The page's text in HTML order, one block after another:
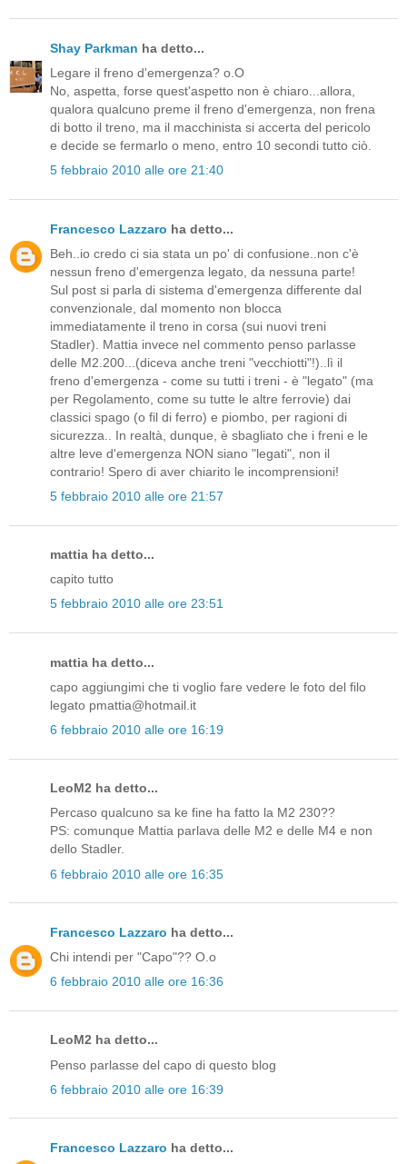
Shay Parkman ha detto...
Legare il freno d'emergenza? o.O
No, aspetta, forse quest'aspetto non è chiaro...allora,
qualora qualcuno preme il freno d'emergenza, non frena
di botto il treno, ma il macchinista si accerta del pericolo
e decide se fermarlo o meno, entro 10 secondi tutto ciò.
5 febbraio 2010 alle ore 21:40
Francesco Lazzaro ha detto...
Beh..io credo ci sia stata un po' di confusione..non c'è
nessun freno d'emergenza legato, da nessuna parte!
Sul post si parla di sistema d'emergenza differente dal
convenzionale, dal momento non blocca
immediatamente il treno in corsa (sui nuovi treni
Stadler). Mattia invece nel commento penso parlasse
delle M2.200...(diceva anche treni "vecchiotti"!)..lì il
freno d'emergenza - come su tutti i treni - è "legato" (ma
per Regolamento, come su tutte le altre ferrovie) dai
classici spago (o fil di ferro) e piombo, per ragioni di
sicurezza.. In realtà, dunque, è sbagliato che i freni e le
altre leve d'emergenza NON siano "legati", non il
contrario! Spero di aver chiarito le incomprensioni!
5 febbraio 2010 alle ore 21:57
mattia ha detto...
capito tutto
5 febbraio 2010 alle ore 23:51
mattia ha detto...
capo aggiungimi che ti voglio fare vedere le foto del filo
legato pmattia@hotmail.it
6 febbraio 2010 alle ore 16:19
LeoM2 ha detto...
Percaso qualcuno sa ke fine ha fatto la M2 230??
PS: comunque Mattia parlava delle M2 e delle M4 e non
dello Stadler.
6 febbraio 2010 alle ore 16:35
Francesco Lazzaro ha detto...
Chi intendi per "Capo"?? O.o
6 febbraio 2010 alle ore 16:36
LeoM2 ha detto...
Penso parlasse del capo di questo blog
6 febbraio 2010 alle ore 16:39
Francesco Lazzaro ha detto...